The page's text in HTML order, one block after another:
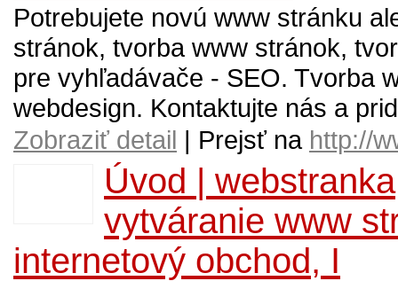
Potrebujete novú www stránku
stránok, tvorba www stránok,
pre vyhľadávače - SEO. Tvorba
webdesign. Kontaktujte nás a
Zobraziť detail | Prejsť na http://
Úvod |
vytváranie www
internetový obchod, I